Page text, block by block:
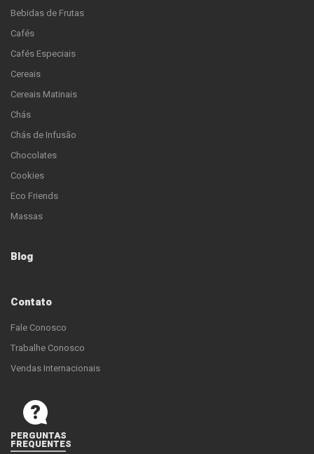
Bebidas de Frutas
Cafés
Cafés Especiais
Cereais
Cereais Matinais
Chás
Chás de Infusão
Chocolates
Cookies
Eco Friends
Massas
Blog
Contato
Fale Conosco
Trabalhe Conosco
Vendas Internacionais
PERGUNTAS
FREQUENTES